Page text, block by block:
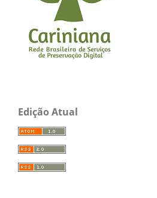
Edição Atual